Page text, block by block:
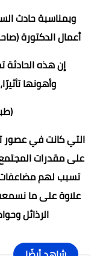
وبمناسبة حادث
أعمال الدكتورة
إن هذه الحادثة
وأهونها
التي كانت في عصور
على مقدرات المجتمع
تسبب لهم مضاعفات
علاوة على ما
الرذائل